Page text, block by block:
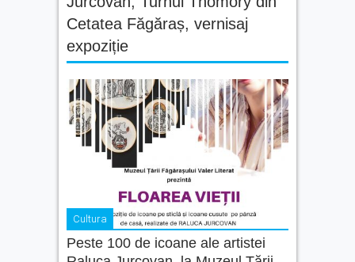
Cetatea Făgăraș, vernisaj
expoziție
Cultura
Peste 100 de icoane ale artistei